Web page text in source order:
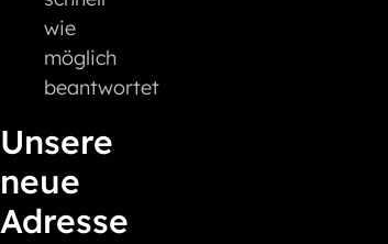
wie
möglich
beantwortet
Unsere
neue
Adresse